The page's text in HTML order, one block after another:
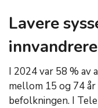
Lavere
innvandrere
I 2024 var 58 % av
mellom 15 og 74
befolkningen. I